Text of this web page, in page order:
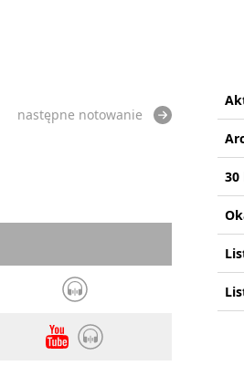
następne notowanie
30